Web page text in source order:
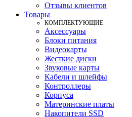
Отзывы клиентов
Товары
КOМПЛЕКТУЮЩИЕ
Аксессуары
Блоки питания
Видеокарты
Жесткие диски
Звуковые карты
Кабели и шлейфы
Контроллеры
Корпуса
Материнские платы
Накопители SSD